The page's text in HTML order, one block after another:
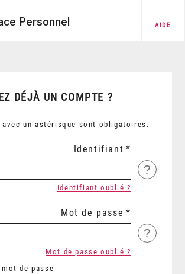
Personnel AIDE
DÉJÀ UN COMPTE ?
avec un astérisque sont obligatoires.
Identifiant
?
Identifiant oublié ?
Mot de passe
?
mot de passe
Mot de passe oublié ?